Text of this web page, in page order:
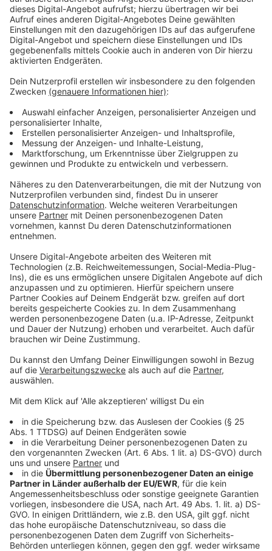
Wir benötigen Ihre
Zustimmung, um den YouTube
Video-Service zu laden!
Wir verwenden einen Service eines
Drittanbieters, um Videoinhalte
einzubetten. Dieser Service kann
Daten zu Ihren Aktivitäten
sammeln. Bitte lesen Sie die
Details durch und stimmen Sie der
Nutzung des Service zu, um dieses
Video anzusehen.
Mehr Informationen
Akzeptieren
Management Platform
Mr. und Mrs. Smith haben heikle Aufträge. Und eine
besondere Herausforderung: Sie dürfen sich nicht
ineinander verlieben.
Anzeige
© Copyright: Amazon Prime Video
Jane ist ziemlich schießwütig für eine frisch
verheiratete Frau.
Anzeige
©Copyright: Amazon Prime Video
Geht da was bei den Eheleuten Smith?
Anzeige
Anzeige